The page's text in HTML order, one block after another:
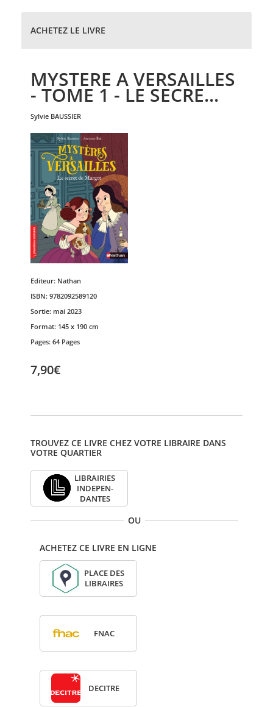
ACHETEZ LE LIVRE
MYSTERE A VERSAILLES
- TOME 1 - LE SECRE...
sylvie BAUSSIER
Editeur: Nathan
ISBN: 9782092589120
Sortie: mai 2023
Format: 145 x 190 cm
Pages: 64 Pages
7,90€
TROUVEZ CE LIVRE CHEZ VOTRE LIBRAIRE DANS
VOTRE QUARTIER
LIBRAI­RIES
INDE­PEN­
DANTES
OU
ACHETEZ CE LIVRE EN LIGNE
PLACE DES
LIBRAIRES
FNAC
DECITRE